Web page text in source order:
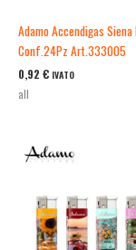
Adamo Accendigas Siena
Conf.24Pz Art.333005
0,92 € IVATO
all